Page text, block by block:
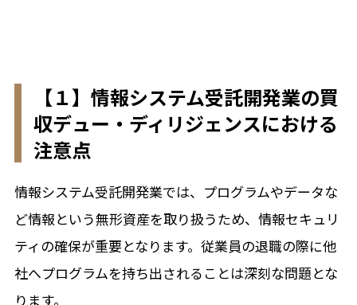
【１】情報システム受託開発業の買
収デュー・ディリジェンスにおける
注意点
情報システム受託開発業では、プログラムやデータな
ど情報という無形資産を取り扱うため、情報セキュリ
ティの確保が重要となります。従業員の退職の際に他
社へプログラムを持ち出されることは深刻な問題とな
ります。